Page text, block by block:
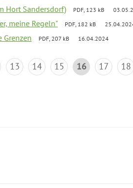
Hort Sandersdorf) PDF, 123 kB
meine Regeln" PDF, 182 kB
Grenzen PDF, 207 kB 16.04.2024
13 14 15 16 17 18